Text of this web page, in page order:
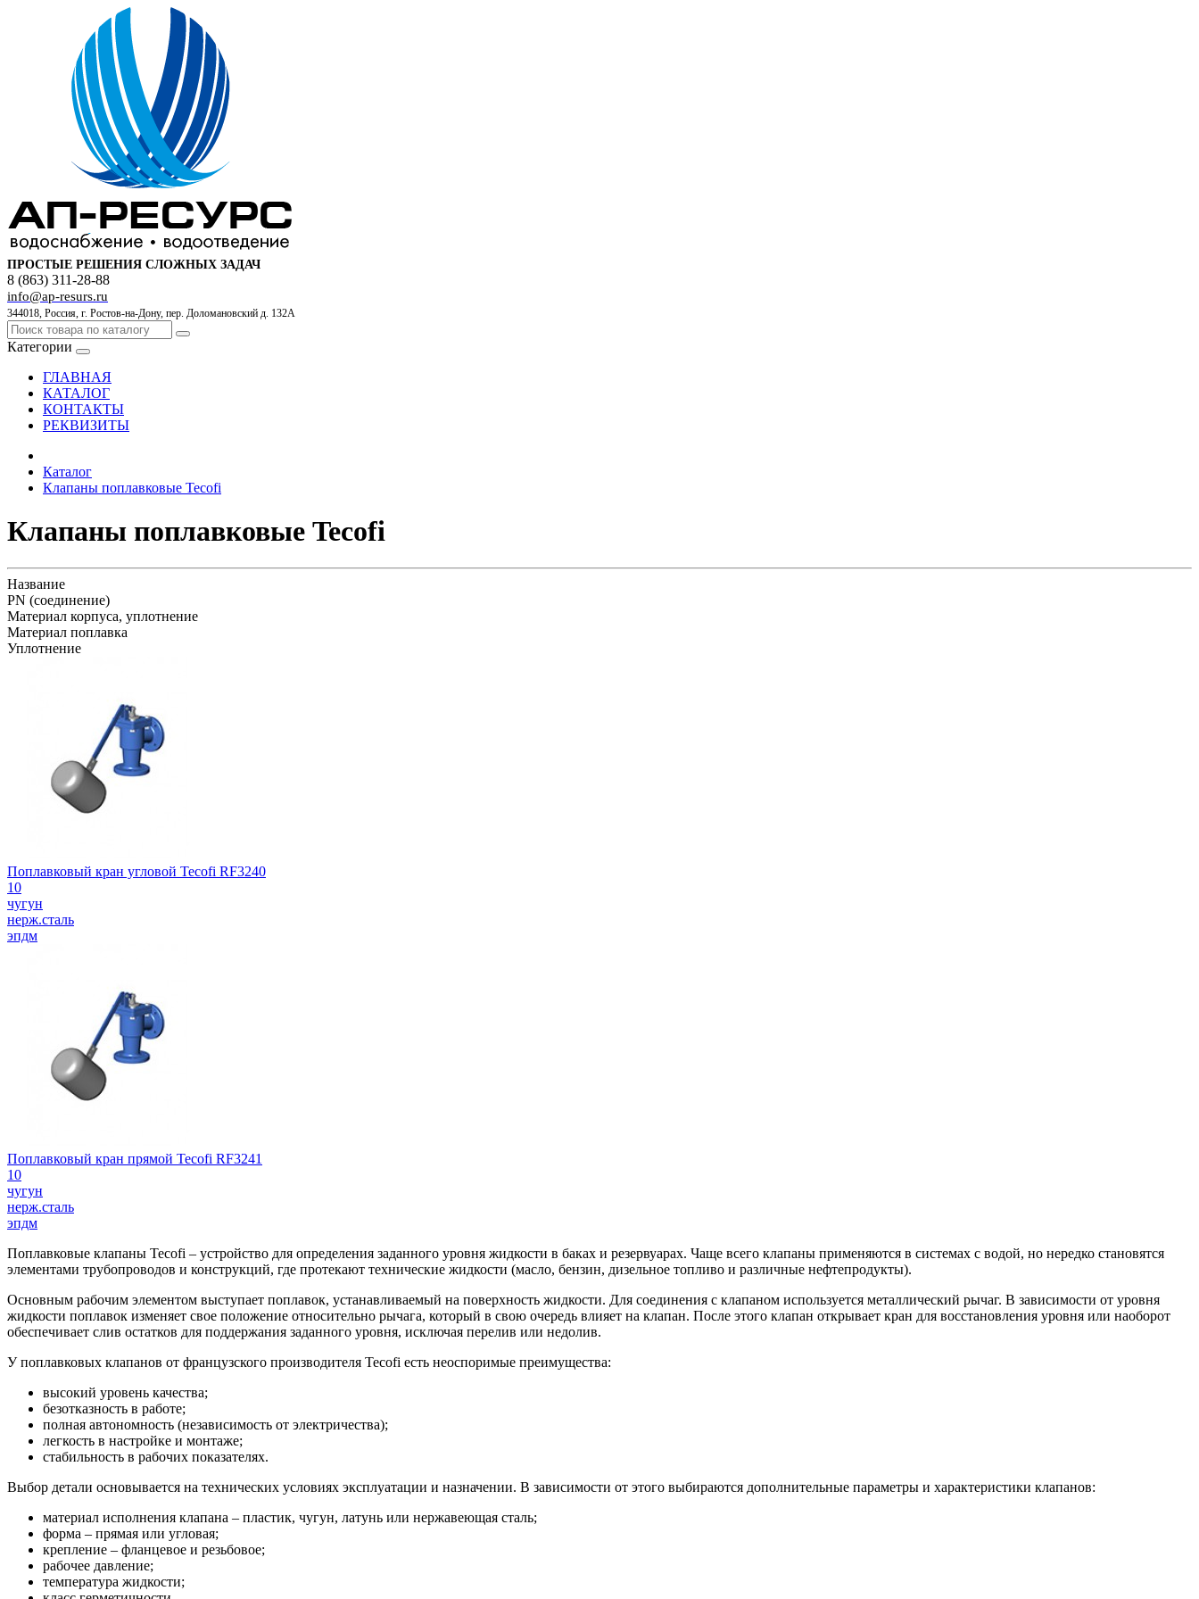
ПРОСТЫЕ РЕШЕНИЯ СЛОЖНЫХ ЗАДАЧ
8 (863) 311-28-88
info@ap-resurs.ru
344018, Россия, г. Ростов-на-Дону, пер. Доломановский д. 132А
Категории
ГЛАВНАЯ
КАТАЛОГ
КОНТАКТЫ
РЕКВИЗИТЫ
Каталог
Клапаны поплавковые Tecofi
Клапаны поплавковые Tecofi
Название
PN (соединение)
Материал корпуса, уплотнение
Материал поплавка
Уплотнение
Поплавковый кран угловой Tecofi RF3240
10
чугун
нерж.сталь
эпдм
Поплавковый кран прямой Tecofi RF3241
10
чугун
нерж.сталь
эпдм
Поплавковые клапаны Tecofi – устройство для определения заданного уровня жидкости в баках и резервуарах. Чаще всего клапаны применяются в системах с водой, но нередко становятся
элементами трубопроводов и конструкций, где протекают технические жидкости (масло, бензин, дизельное топливо и различные нефтепродукты).
Основным рабочим элементом выступает поплавок, устанавливаемый на поверхность жидкости. Для соединения с клапаном используется металлический рычаг. В зависимости от уровня
жидкости поплавок изменяет свое положение относительно рычага, который в свою очередь влияет на клапан. После этого клапан открывает кран для восстановления уровня или наоборот
обеспечивает слив остатков для поддержания заданного уровня, исключая перелив или недолив.
У поплавковых клапанов от французского производителя Tecofi есть неоспоримые преимущества:
высокий уровень качества;
безотказность в работе;
полная автономность (независимость от электричества);
легкость в настройке и монтаже;
стабильность в рабочих показателях.
Выбор детали основывается на технических условиях эксплуатации и назначении. В зависимости от этого выбираются дополнительные параметры и характеристики клапанов:
материал исполнения клапана – пластик, чугун, латунь или нержавеющая сталь;
форма – прямая или угловая;
крепление – фланцевое и резьбовое;
рабочее давление;
температура жидкости;